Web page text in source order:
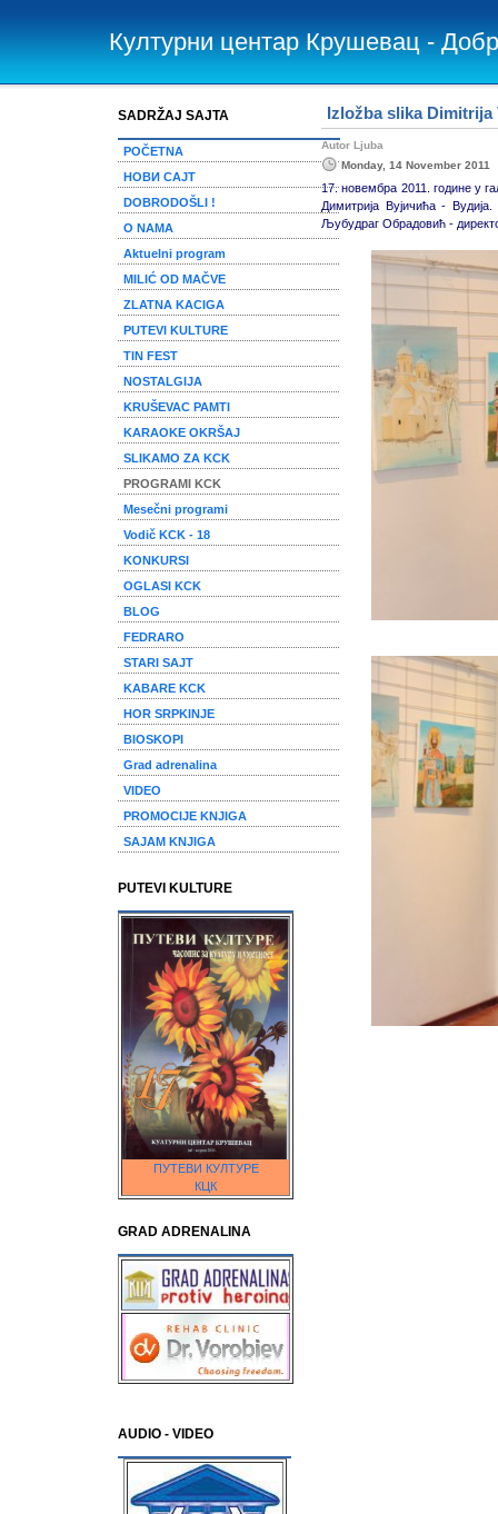
Културни центар Крушевац -
SADRŽAJ SAJTA
POČETNA
НОВИ САЈТ
DOBRODOŠLI !
O NAMA
Aktuelni program
MILIĆ OD MAČVE
ZLATNA KACIGA
PUTEVI KULTURE
TIN FEST
NOSTALGIJA
KRUŠEVAC PAMTI
KARAOKE OKRŠAJ
SLIKAMO ZA KCK
PROGRAMI KCK
Mesečni programi
Vodič KCK - 18
KONKURSI
OGLASI KCK
BLOG
FEDRARO
STARI SAJT
KABARE KCK
HOR SRPKINJE
BIOSKOPI
Grad adrenalina
VIDEO
PROMOCIJE KNJIGA
SAJAM KNJIGA
PUTEVI KULTURE
ПУТЕВИ КУЛТУРЕ
КЦК
GRAD ADRENALINA
AUDIO - VIDEO
Izložba slika Dimitrija
Autor Ljuba
Monday, 14 November 2011
17. новембра 2011. године у
Димитрија Вујичића -
Љубудраг Обрадовић -